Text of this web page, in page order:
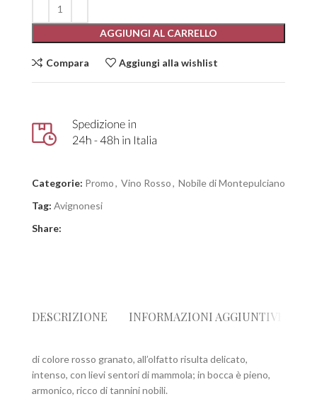
AGGIUNGI AL CARRELLO
Compara Aggiungi alla wishlist
Categorie: Promo, Vino Rosso, Nobile di Montepulciano
Tag: Avignonesi
Share:
DESCRIZIONE INFORMAZIONI AGGIUNTIVE
di colore rosso granato, all’olfatto risulta delicato,
intenso, con lievi sentori di mammola; in bocca è pieno,
armonico, ricco di tannini nobili.